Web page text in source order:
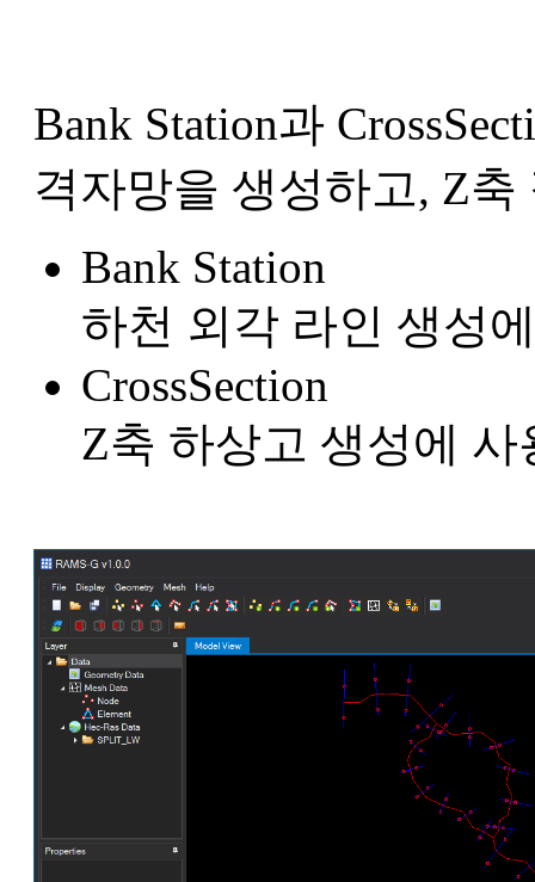
Bank Station과
격자망을 생성하고, Z
Bank Station
하천 외각 라인 생성
CrossSection
Z축 하상고 생성에 사